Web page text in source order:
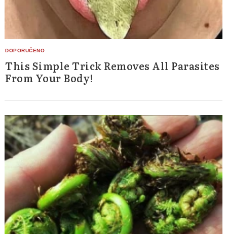
This Simple Trick Removes All Parasites
From Your Body!